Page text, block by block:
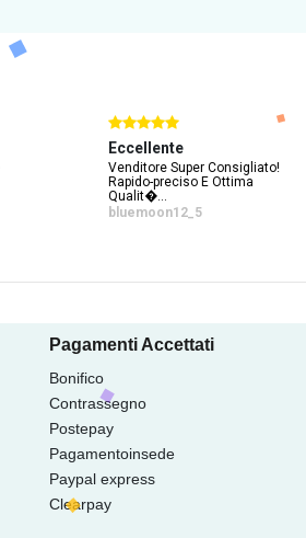
Eccellente
Venditore Super Consigliato!
Rapido-preciso E Ottima
Qualit�...
bluemoon12_5
Pagamenti Accettati
Bonifico
Contrassegno
Postepay
Pagamentoinsede
Paypal express
Clearpay